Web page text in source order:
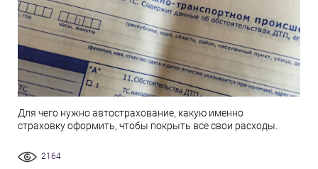
Для чего нужно автострахование, какую именно
страховку оформить, чтобы покрыть все свои расходы.
2164